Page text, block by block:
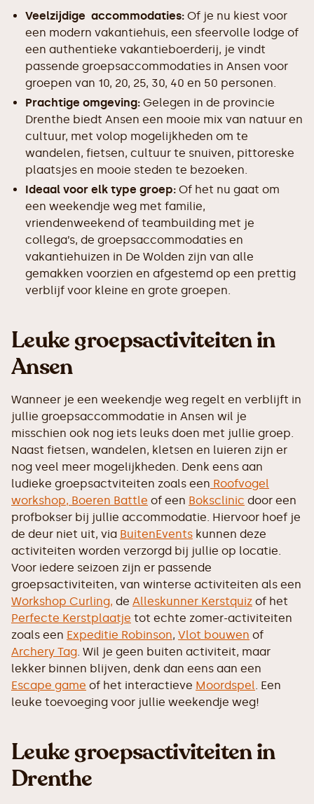
Veelzijdige accommodaties: Of je nu kiest voor
een modern vakantiehuis, een sfeervolle lodge of
een authentieke vakantieboerderij, je vindt
passende groepsaccommodaties in Ansen voor
groepen van 10, 20, 25, 30, 40 en 50 personen.
Prachtige omgeving: Gelegen in de provincie
Drenthe biedt Ansen een mooie mix van natuur en
cultuur, met volop mogelijkheden om te
wandelen, fietsen, cultuur te snuiven, pittoreske
plaatsjes en mooie steden te bezoeken.
Ideaal voor elk type groep: Of het nu gaat om
een weekendje weg met familie,
vriendenweekend of teambuilding met je
collega’s, de groepsaccommodaties en
vakantiehuizen in De Wolden zijn van alle
gemakken voorzien en afgestemd op een prettig
verblijf voor kleine en grote groepen.
Leuke groepsactiviteiten in
Ansen
Wanneer je een weekendje weg regelt en verblijft in
jullie groepsaccommodatie in Ansen wil je
misschien ook nog iets leuks doen met jullie groep.
Naast fietsen, wandelen, kletsen en luieren zijn er
nog veel meer mogelijkheden. Denk eens aan
ludieke groepsactviteiten zoals een Roofvogel
workshop, Boeren Battle of een Boksclinic door een
profbokser bij jullie accommodatie. Hiervoor hoef je
de deur niet uit, via BuitenEvents kunnen deze
activiteiten worden verzorgd bij jullie op locatie.
Voor iedere seizoen zijn er passende
groepsactiviteiten, van winterse activiteiten als een
Workshop Curling, de Alleskunner Kerstquiz of het
Perfecte Kerstplaatje tot echte zomer-activiteiten
zoals een Expeditie Robinson, Vlot bouwen of
Archery Tag. Wil je geen buiten activiteit, maar
lekker binnen blijven, denk dan eens aan een
Escape game of het interactieve Moordspel. Een
leuke toevoeging voor jullie weekendje weg!
Leuke groepsactiviteiten in
Drenthe